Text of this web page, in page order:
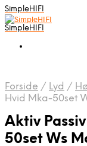
SimpleHIFI
SimpleHIFI
Forside / Lyd /
Hvid Mka-50set
Aktiv
50set Ws